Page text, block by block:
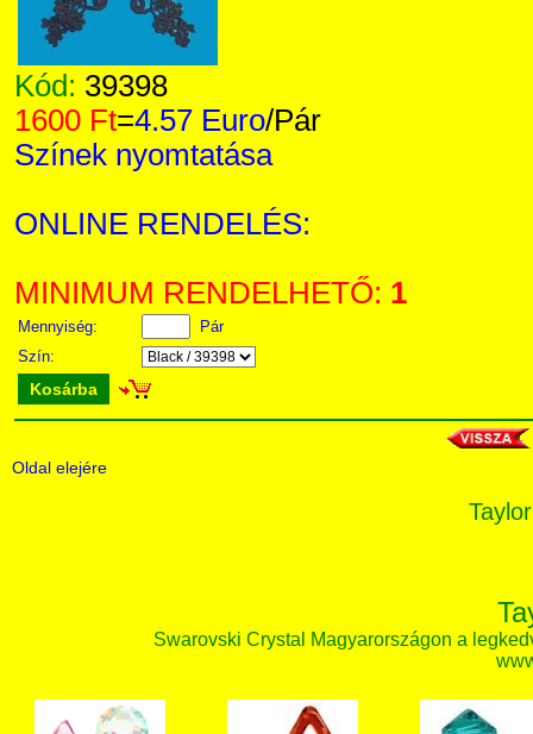
Kód: 39398
1600 Ft=4.57 Euro/Pár
Színek nyomtatása
ONLINE RENDELÉS:
MINIMUM RENDELHETŐ: 1
Mennyiség:
Pár
Szín:
Kosárba
Oldal elejére
Swarovski Crystal Magyarországon a